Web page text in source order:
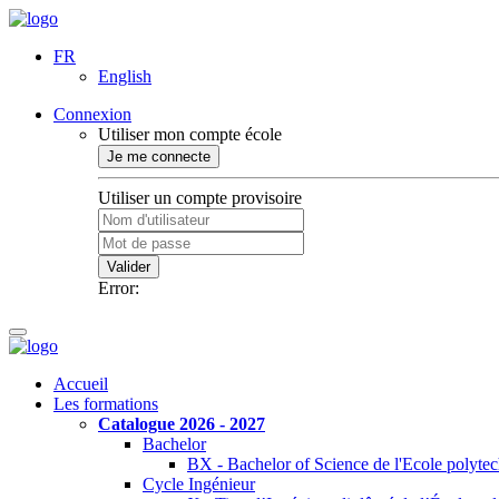
FR
English
Connexion
Utiliser mon compte école
Je me connecte
Utiliser un compte provisoire
Valider
Error:
Accueil
Les formations
Catalogue 2026 - 2027
Bachelor
BX - Bachelor of Science de l'Ecole
Cycle Ingénieur